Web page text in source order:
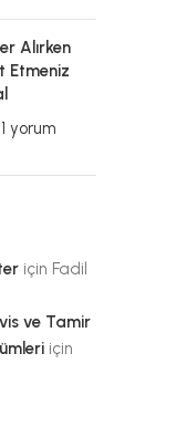
Alırken
Etmeniz
1 yorum
için Fadil
ve Tamir
için